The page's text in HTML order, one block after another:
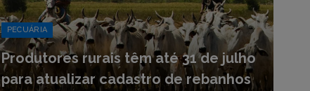
PECUÁRIA
Produtores rurais têm até 31 de julho
para atualizar cadastro de rebanhos